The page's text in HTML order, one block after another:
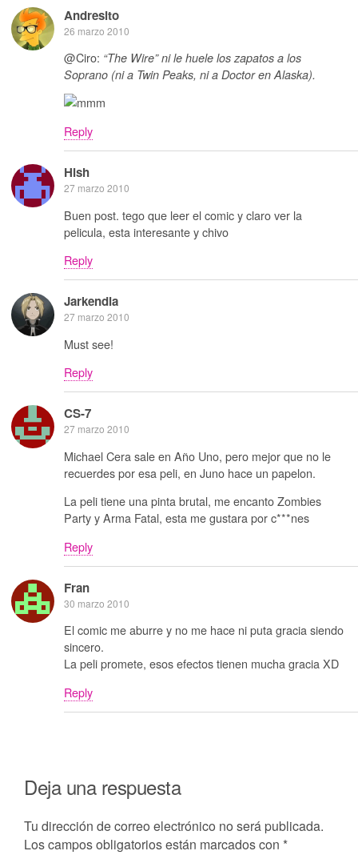
Andresito
26 marzo 2010
@Ciro: “The Wire” ni le huele los zapatos a los
Soprano (ni a Twin Peaks, ni a Doctor en Alaska).
Reply
Hish
27 marzo 2010
Buen post. tego que leer el comic y claro ver la
pelicula, esta interesante y chivo
Reply
Jarkendia
27 marzo 2010
Must see!
Reply
CS-7
27 marzo 2010
Michael Cera sale en Año Uno, pero mejor que no le
recuerdes por esa peli, en Juno hace un papelon.
La peli tiene una pinta brutal, me encanto Zombies
Party y Arma Fatal, esta me gustara por c***nes
Reply
Fran
30 marzo 2010
El comic me aburre y no me hace ni puta gracia siendo
sincero.
La peli promete, esos efectos tienen mucha gracia XD
Reply
Deja una respuesta
Tu dirección de correo electrónico no será publicada.
Los campos obligatorios están marcados con *